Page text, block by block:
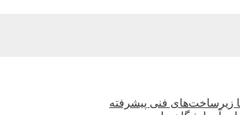
زیرساخت‌های فنی پیشرفته